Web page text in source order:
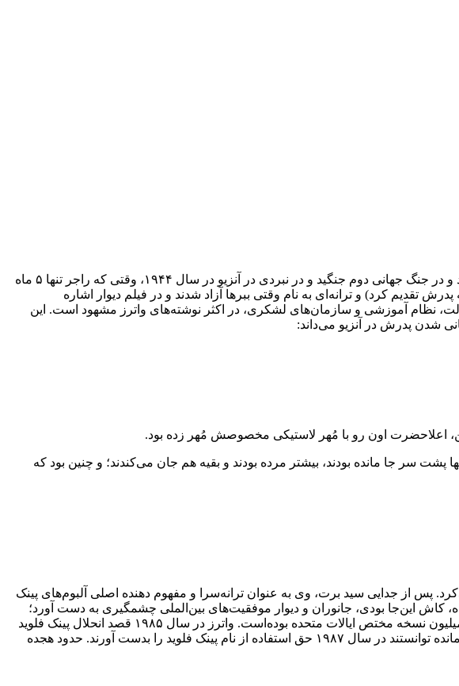
واترز با نام اصلی جورج راجر واترز در کمبریج بزرگ شد. پدرش اریک فلچر واترز یک کمونیست و صلح طلب تند و تیز بود و در جنگ جهانی دوم جنگید و در نبردی در آنزیو در سال ۱۹۴۴، وقتی که راجر تنها ۵ ماه
آثار خود، به خصوص برش نهایی که سال ۱۹۸۳ عرضه شد (که آن را به پدرش تقدیم کرد) و ترانه‌ای به نام وقتی ببرها آزاد شدند و در فیلم دیوار اشاره
نظام آموزشی و سازمان‌های لشکری، در اکثر نوشته‌های واترز مشهود است. این
شدن پدرش در آنزیو می‌داند:
اعلاحضرت اون رو با مُهر لاستیکی مخصوصش مُهر زده بود.
پشت سر جا مانده بودند، بیشتر مرده بودند و بقیه هم جان می‌کندند؛ و چنین بود که
فعالیت می‌کرد. پس از جدایی سید برت، وی به عنوان ترانه‌سرا و مفهوم دهنده اصلی آلبوم‌های پینک
مفهومی نیمهٔ تاریک ماه، کاش این‌جا بودی، جانوران و دیوار موفقیت‌های بین‌الملی چشمگیری به دست آورد؛
به‌طوری‌که تا سال ۲۰۱۳، این آلبوم‌ها بیش از ۲۵۰ میلیون نسخه در سرتاسر جهان فروخته‌اند که از این تعداد تنها ۷۴٫۵ میلیون نسخه مختص ایالات متحده بوده‌است. واترز در سال ۱۹۸۵ قصد انحلال پینک فلوید
را داشت اما به دلیل اختلافات ایجاد شده بین اعضا پیرامون این مبحث، کار به دادگاه کشیده شد که در نهایت اعضا باقی‌مانده توانستند در سال ۱۹۸۷ حق استفاده از نام پینک فلوید را بدست آورند. حدود هجده